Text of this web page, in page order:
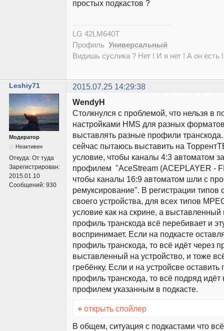
простых подкастов ?
LG 42LM640T
Профиль Универсальный
Видишь суслика ? Нет ! И я нет ! А он есть
Leshiy71 2015.07.25 14:29:38
Модератор
Неактивен
Откуда: От туда
Зарегистрирован:
2015.01.10
Сообщений: 930
WendyH
Столкнулся с проблемой, что нельзя в
настройками HMS для разных
выставлять разные профили
сейчас пытаюсь выставить на
условие, чтобы каналы 4:3 автоматом
профилем "AceStream (ACEPLAYER -
чтобы каналы 16:9 автоматом шли с
ремуксирование". В регистрации типов
своего устройства, для всех типов
условие как на скрине, а выставленный
профиль транскода всё перебивает и
воспринимает. Если на подкасте
профиль транскода, то всё идёт через
выставленный на устройство, и тоже
гребёнку. Если и на устройсве оставить
профиль транскода, то всё подряд идёт
профилем указанным в подкасте.
+ открыть спойлер
В общем, ситуация с подкастами что